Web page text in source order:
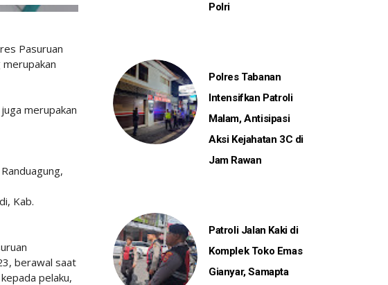
Pasuruan
merupakan
merupakan
Kab.
berawal saat
pelaku,
Polri
Polres Tabanan
Intensifkan Patroli
Malam, Antisipasi
Aksi Kejahatan 3C di
Jam Rawan
Patroli Jalan Kaki di
Komplek Toko Emas
Gianyar, Samapta